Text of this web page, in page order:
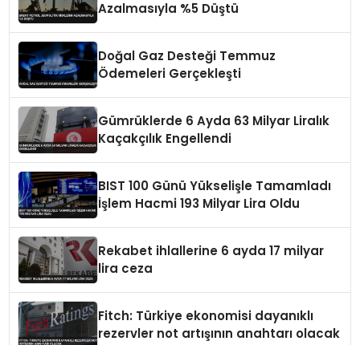
Azalmasıyla %5 Düştü
Doğal Gaz Desteği Temmuz
Ödemeleri Gerçekleşti
Gümrüklerde 6 Ayda 63 Milyar Liralık
Kaçakçılık Engellendi
BIST 100 Günü Yükselişle Tamamladı
İşlem Hacmi 193 Milyar Lira Oldu
Rekabet ihlallerine 6 ayda 17 milyar
lira ceza
Fitch: Türkiye ekonomisi dayanıklı
rezervler not artışının anahtarı olacak